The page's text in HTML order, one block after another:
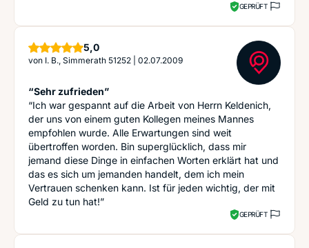
GEPRÜFT
5,0Sterne
von I. B., Simmerath 51252 02.07.2009
“Sehr zufrieden”
“Ich war gespannt auf die Arbeit von Herrn Keldenich,
der uns von einem guten Kollegen meines Mannes
empfohlen wurde. Alle Erwartungen sind weit
übertroffen worden. Bin superglücklich, dass mir
jemand diese Dinge in einfachen Worten erklärt hat und
das es sich um jemanden handelt, dem ich mein
Vertrauen schenken kann. Ist für jeden wichtig, der mit
Geld zu tun hat!”
GEPRÜFT